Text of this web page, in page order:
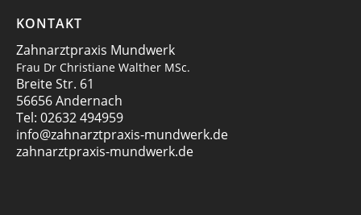
KONTAKT
Zahnarztpraxis Mundwerk
Frau Dr Christiane Walther MSc.
Breite Str. 61
56656 Andernach
Tel: 02632 494959
info@zahnarztpraxis-mundwerk.de
zahnarztpraxis-mundwerk.de